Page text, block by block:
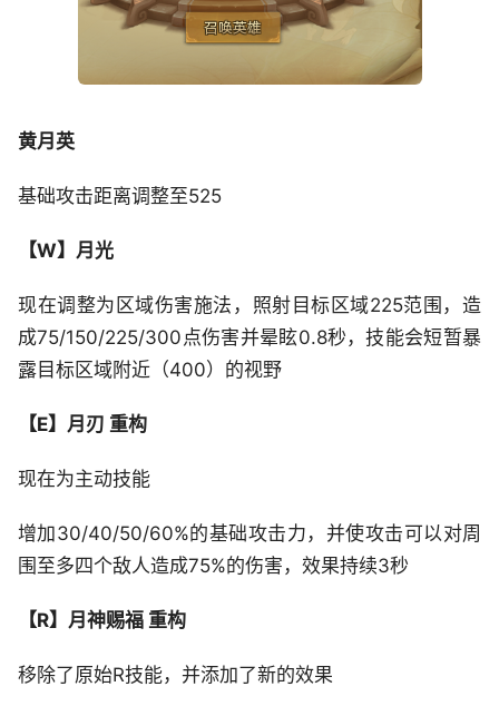
黄月英
基础攻击距离调整至525
【W】月光
现在调整为区域伤害施法，照射目标区域225范围，造
成75/150/225/300点伤害并晕眩0.8秒，技能会短暂暴
露目标区域附近（400）的视野
【E】月刃 重构
现在为主动技能
增加30/40/50/60%的基础攻击力，并使攻击可以对周
围至多四个敌人造成75%的伤害，效果持续3秒
【R】月神赐福 重构
移除了原始R技能，并添加了新的效果